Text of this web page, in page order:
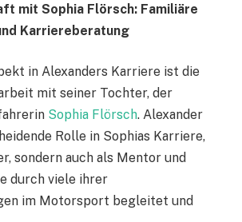
mit Sophia Flörsch: Familiäre
Karriereberatung
in Alexanders Karriere ist die
mit seiner Tochter, der
Sophia Flörsch. Alexander
Rolle in Sophias Karriere,
sondern auch als Mentor und
durch viele ihrer
im Motorsport begleitet und